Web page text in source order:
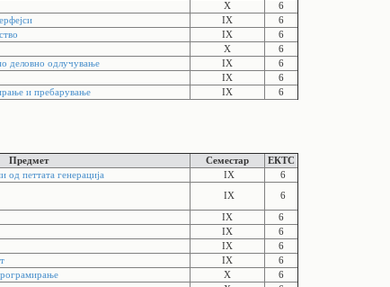
X
6
IX
6
IX
6
X
6
деловно одлучување IX
6
IX
6
и пребарување IX 6
Предмет Семестар
ЕКТС
петтата генерација IX 6
IX 6
IX
6
IX
6
IX
6
IX
6
X
6